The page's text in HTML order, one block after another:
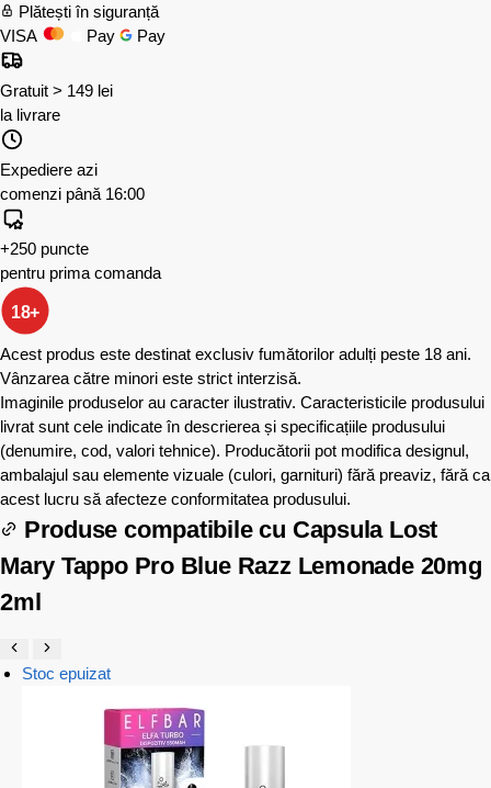
Plătești în siguranță
VISA
Pay Pay
Gratuit > 149 lei
la livrare
Expediere azi
comenzi până 16:00
+250 puncte
pentru prima comanda
18+
Acest produs este destinat exclusiv fumătorilor adulți peste 18 ani.
Vânzarea către minori este strict interzisă.
Imaginile produselor au caracter ilustrativ. Caracteristicile produsului
livrat sunt cele indicate în descrierea și specificațiile produsului
(denumire, cod, valori tehnice). Producătorii pot modifica designul,
ambalajul sau elemente vizuale (culori, garnituri) fără preaviz, fără ca
acest lucru să afecteze conformitatea produsului.
Produse compatibile cu Capsula Lost
Mary Tappo Pro Blue Razz Lemonade 20mg
2ml
Stoc epuizat